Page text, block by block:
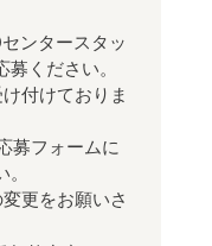
ンタースタッ
ください。
けておりま
募フォームに
をお願いさ